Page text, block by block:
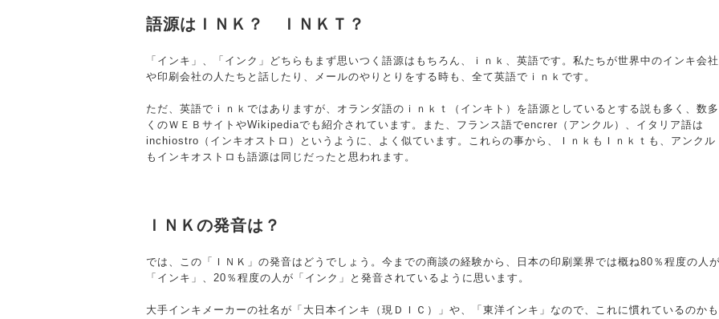
語源はＩＮＫ？ ＩＮＫＴ？
「インキ」、「インク」どちらもまず思いつく語源はもちろん、ｉｎｋ、英語です。私たちが世界中のインキ会社
や印刷会社の人たちと話したり、メールのやりとりをする時も、全て英語でｉｎｋです。
ただ、英語でｉｎｋではありますが、オランダ語のｉｎｋｔ（インキト）を語源としているとする説も多く、数多
くのＷＥＢサイトやWikipediaでも紹介されています。また、フランス語でencrer（アンクル）、イタリア語は
inchiostro（インキオストロ）というように、よく似ています。これらの事から、ＩｎｋもＩｎｋｔも、アンクル
もインキオストロも語源は同じだったと思われます。
ＩＮＫの発音は？
では、この「ＩＮＫ」の発音はどうでしょう。今までの商談の経験から、日本の印刷業界では概ね80％程度の人
「インキ」、20％程度の人が「インク」と発音されているように思います。
大手インキメーカーの社名が「大日本インキ（現ＤＩＣ）」や、「東洋インキ」なので、これに慣れているのかも